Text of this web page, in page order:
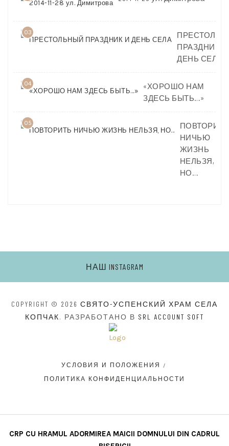
03
ПРАЗДНИК И
ДЕНЬ СЕЛА
04
«ХОРОШО НАМ
ЗДЕСЬ БЫТЬ…»
05
ПОВТОРИТЬ
НИЧЬЮ
ЖИЗНЬ
НЕЛЬЗЯ,
НО…
НАШ INSTAGRAM
COPYRIGHT © 2026 СВЯТО-УСПЕНСКИЙ ХРАМ СЕЛА
КОПЧАК. РАЗРАБОТАНО В SRL ACCOUNT SOFT
УСЛОВИЯ И ПОЛОЖЕНИЯ
ПОЛИТИКА КОНФИДЕНЦИАЛЬНОСТИ
CRP CU HRAMUL ADORMIREA MAICII DOMNULUI DIN CADRUL